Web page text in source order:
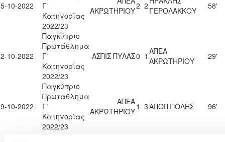
10-2022
Γ΄
Κατηγορίας
2022/23
ΑΚΡΩΤΗΡΙΟΥ2 2 ΓΕΡΟΛΑΚΚΟΥ
58'
10-2022
Παγκύπριο
Πρωτάθλημα
Γ΄
Κατηγορίας
2022/23
ΑΣΠΙΣ ΠΥΛΑΣ0 1 ΑΠΕΑ
ΑΚΡΩΤΗΡΙΟΥ
29'
10-2022
Παγκύπριο
Πρωτάθλημα
Γ΄
Κατηγορίας
2022/23
ΑΠΕΑ
ΑΚΡΩΤΗΡΙΟΥ1 3ΑΠΟΠ ΠΟΛΗΣ 96'
Παγκύπριο